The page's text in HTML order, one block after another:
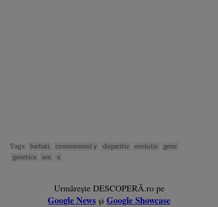
Tags: barbati cromozomul y disparitie evolutie
gene
genetica
sex x
Urmărește DESCOPERĂ.ro pe
Google News și Google Showcase